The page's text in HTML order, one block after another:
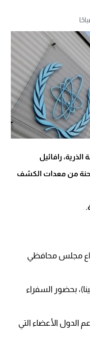
الذرية، رافائيل
أنه تم تسليم أكثر من 1260 شحنة من معدات الكشف
مجلس محافظي
بحضور السفراء
الدول الأعضاء التي